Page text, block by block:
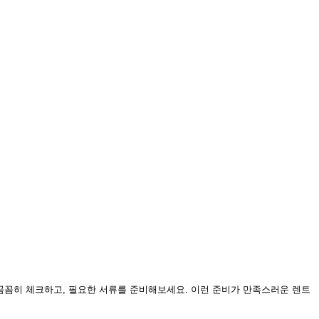
히 체크하고, 필요한 서류를 준비해보세요. 이런 준비가 만족스러운 렌트